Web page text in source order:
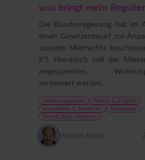
was bringt mehr
Die Bundesregierung hat im
einen Gesetzentwurf zur
sozialen Mietrechts
II"). Hierdurch soll der
angespannten
verbessert werden.
Wohnungsmarkt
Trends & Insights
Investieren & Bewerten
Newsletter
TrendCheck Wohnen
Matthias Klupp